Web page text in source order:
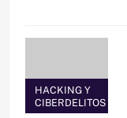
HACKING Y
CIBERDELITOS